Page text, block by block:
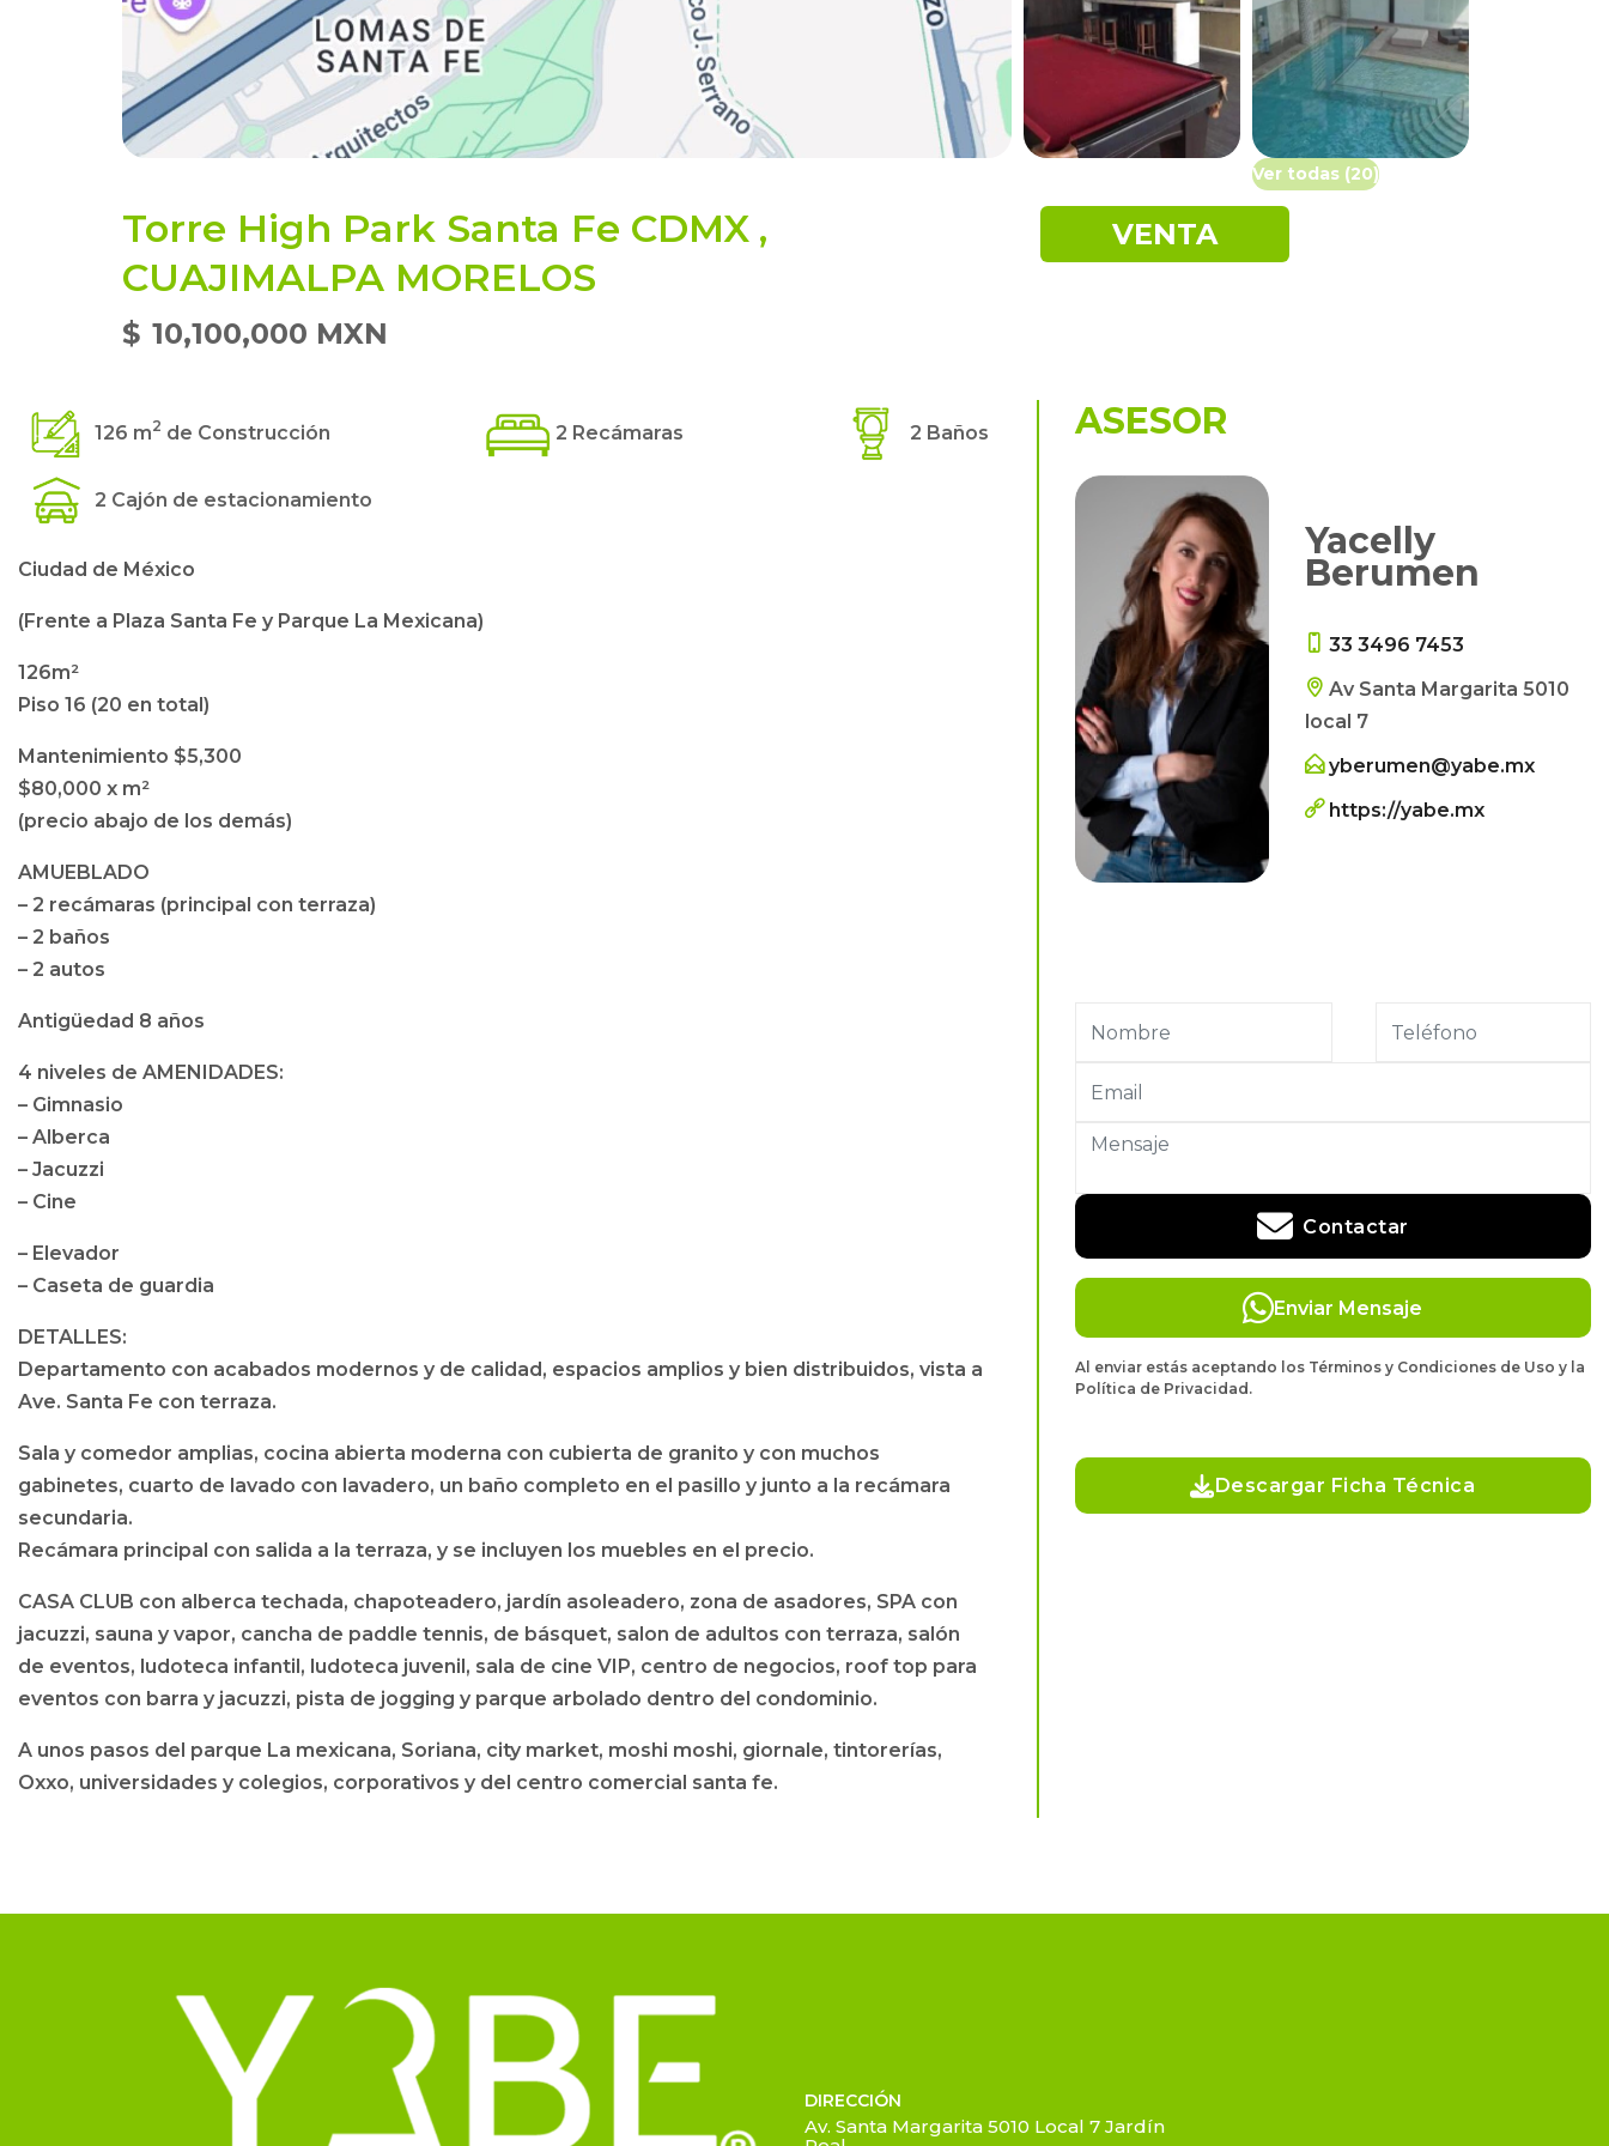
Ver todas (20)
Torre High Park Santa Fe CDMX ,
CUAJIMALPA MORELOS
$ 10,100,000 MXN
VENTA
126 m2 de Construcción 2 Recámaras 2 Baños
2 Cajón de estacionamiento
Ciudad de México
(Frente a Plaza Santa Fe y Parque La Mexicana)
126m²
Piso 16 (20 en total)
Mantenimiento $5,300
$80,000 x m²
(precio abajo de los demás)
AMUEBLADO
– 2 recámaras (principal con terraza)
– 2 baños
– 2 autos
Antigüedad 8 años
4 niveles de AMENIDADES:
– Gimnasio
– Alberca
– Jacuzzi
– Cine
– Elevador
– Caseta de guardia
DETALLES:
Departamento con acabados modernos y de calidad, espacios amplios y bien distribuidos, vista a
Ave. Santa Fe con terraza.
Sala y comedor amplias, cocina abierta moderna con cubierta de granito y con muchos
gabinetes, cuarto de lavado con lavadero, un baño completo en el pasillo y junto a la recámara
secundaria.
Recámara principal con salida a la terraza, y se incluyen los muebles en el precio.
CASA CLUB con alberca techada, chapoteadero, jardín asoleadero, zona de asadores, SPA con
jacuzzi, sauna y vapor, cancha de paddle tennis, de básquet, salon de adultos con terraza, salón
de eventos, ludoteca infantil, ludoteca juvenil, sala de cine VIP, centro de negocios, roof top para
eventos con barra y jacuzzi, pista de jogging y parque arbolado dentro del condominio.
A unos pasos del parque La mexicana, Soriana, city market, moshi moshi, giornale, tintorerías,
Oxxo, universidades y colegios, corporativos y del centro comercial santa fe.
ASESOR
Yacelly
Berumen
33 3496 7453
Av Santa Margarita 5010
local 7
yberumen@yabe.mx
https://yabe.mx
Contactar
Enviar Mensaje
Al enviar estás aceptando los Términos y Condiciones de Uso y la
Política de Privacidad.
Descargar Ficha Técnica
DIRECCIÓN
Av. Santa Margarita 5010 Local 7 Jardín